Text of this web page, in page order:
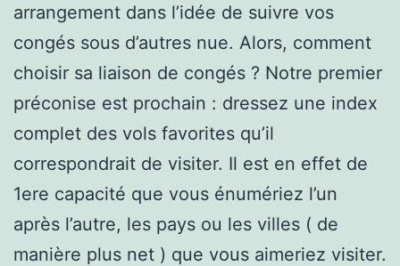
arrangement dans l’idée de suivre vos
congés sous d’autres nue. Alors, comment
choisir sa liaison de congés ? Notre premier
préconise est prochain : dressez une index
complet des vols favorites qu’il
correspondrait de visiter. Il est en effet de
1ere capacité que vous énumériez l’un
après l’autre, les pays ou les villes ( de
manière plus net ) que vous aimeriez visiter.